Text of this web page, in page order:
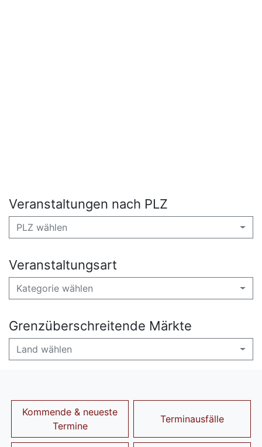
Veranstaltungen nach PLZ
PLZ wählen
Veranstaltungsart
Kategorie wählen
Grenzüberschreitende Märkte
Land wählen
Kommende & neueste
Termine
Terminausfälle